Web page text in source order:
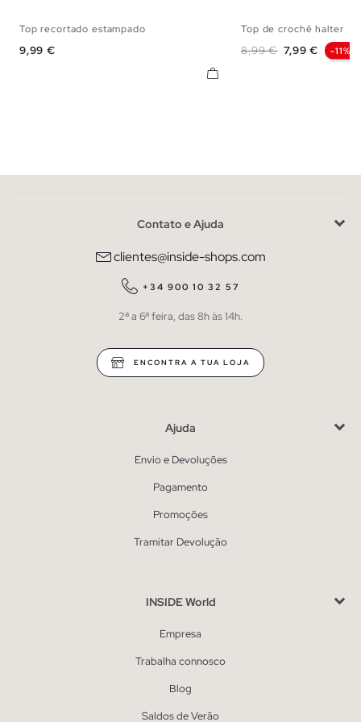
Top recortado estampado
Preço
9,99 €
Top de crochê halter
Preço normal
8,99 € Preço
7,99 € -11%
Contato e Ajuda
clientes@inside-shops.com
+34 900 10 32 57
2ª a 6ª feira, das 8h às 14h.
ENCONTRA A TUA LOJA
Ajuda
Envio e Devoluções
Pagamento
Promoções
Tramitar Devolução
INSIDE World
Empresa
Trabalha connosco
Blog
Saldos de Verão